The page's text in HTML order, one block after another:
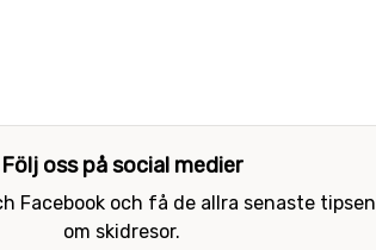
Följ oss på social medier
Facebook och få de allra senaste tipsen
om skidresor.